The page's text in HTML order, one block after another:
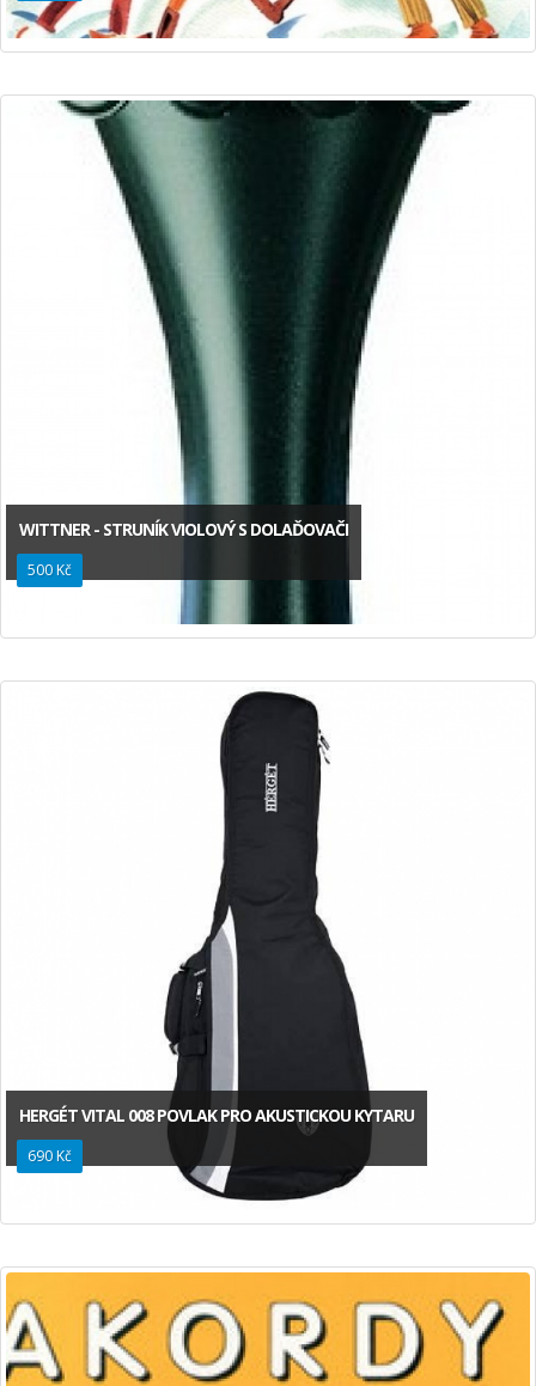
WITTNER - STRUNÍK VIOLOVÝ S DOLAĎOVAČI
500 Kč
HERGÉT VITAL 008 POVLAK PRO AKUSTICKOU KYTARU
690 Kč